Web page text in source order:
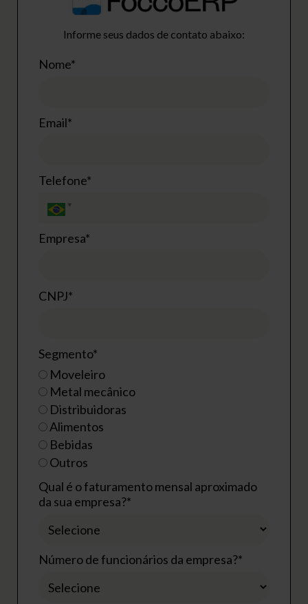
Informe seus dados de contato abaixo:
Nome*
Email*
Telefone*
Empresa*
CNPJ*
Segmento*
Moveleiro
Metal mecânico
Distribuidoras
Alimentos
Bebidas
Outros
Qual é o faturamento mensal aproximado
da sua empresa?*
Número de funcionários da empresa?*